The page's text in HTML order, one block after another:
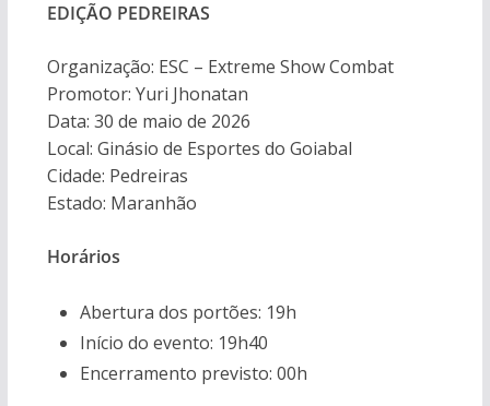
EDIÇÃO PEDREIRAS
Organização: ESC – Extreme Show Combat
Promotor: Yuri Jhonatan
Data: 30 de maio de 2026
Local: Ginásio de Esportes do Goiabal
Cidade: Pedreiras
Estado: Maranhão
Horários
Abertura dos portões: 19h
Início do evento: 19h40
Encerramento previsto: 00h